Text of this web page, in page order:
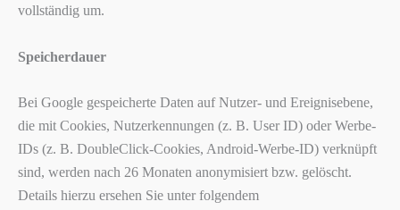
vollständig um.
Speicherdauer
Bei Google gespeicherte Daten auf Nutzer- und Ereignisebene,
die mit Cookies, Nutzerkennungen (z. B. User ID) oder Werbe-
IDs (z. B. DoubleClick-Cookies, Android-Werbe-ID) verknüpft
sind, werden nach 26 Monaten anonymisiert bzw. gelöscht.
Details hierzu ersehen Sie unter folgendem